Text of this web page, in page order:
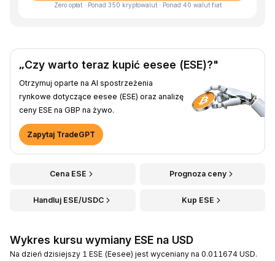
Zero opłat · Ponad 350 kryptowalut · Ponad 40 walut fiat
„Czy warto teraz kupić eesee (ESE)?"
Otrzymuj oparte na AI spostrzeżenia
rynkowe dotyczące eesee (ESE) oraz analizę
ceny ESE na GBP na żywo.
Zapytaj TradeGPT
Cena ESE Prognoza ceny
Handluj ESE/USDC Kup ESE
Wykres kursu wymiany ESE na USD
Na dzień dzisiejszy 1 ESE (Eesee) jest wyceniany na 0.011674 USD.